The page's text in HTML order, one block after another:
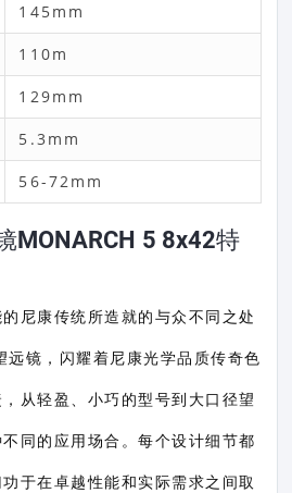
145mm
110m
129mm
5.3mm
56-72mm
MONARCH 5 8x42特
尼康传统所造就的与众不同之处
镜，闪耀着尼康光学品质传奇色
从轻盈、小巧的型号到大口径望
同的应用场合。每个设计细节都
于在卓越性能和实际需求之间取